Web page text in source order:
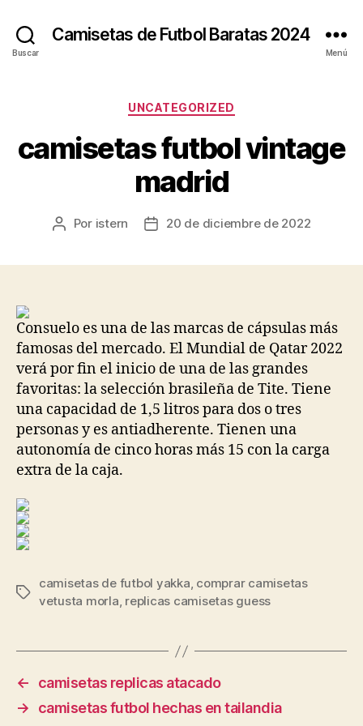
Buscar
Camisetas de Futbol Baratas 2024
Menú
Categorías
UNCATEGORIZED
camisetas futbol vintage
madrid
Autor
Por istern
Fecha20 de diciembre de 2022
Consuelo es una de las marcas de cápsulas más
famosas del mercado. El Mundial de Qatar 2022
verá por fin el inicio de una de las grandes
favoritas: la selección brasileña de Tite. Tiene
una capacidad de 1,5 litros para dos o tres
personas y es antiadherente. Tienen una
autonomía de cinco horas más 15 con la carga
extra de la caja.
Etiquetas
camisetas de futbol yakka, comprar camisetas
vetusta morla, replicas camisetas guess
←
camisetas replicas atacado
→
camisetas futbol hechas en tailandia